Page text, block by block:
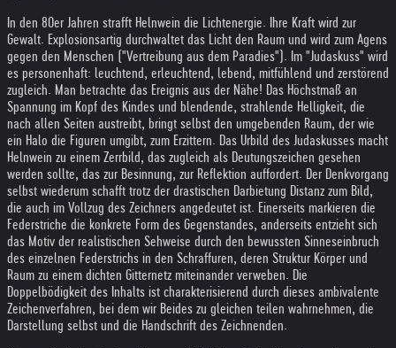
In den 80er Jahren strafft Helnwein die Lichtenergie. Ihre Kraft wird zur
Gewalt. Explosionsartig durchwaltet das Licht den Raum und wird zum Agens
gegen den Menschen ("Vertreibung aus dem Paradies"). Im "Judaskuss" wird
es personenhaft: leuchtend, erleuchtend, lebend, mitfühlend und zerstörend
zugleich. Man betrachte das Ereignis aus der Nähe! Das Höchstmaß an
Spannung im Kopf des Kindes und blendende, strahlende Helligkeit, die
nach allen Seiten austreibt, bringt selbst den umgebenden Raum, der wie
ein Halo die Figuren umgibt, zum Erzittern. Das Urbild des Judaskusses macht
Helnwein zu einem Zerrbild, das zugleich als Deutungszeichen gesehen
werden sollte, das zur Besinnung, zur Reflektion auffordert. Der Denkvorgang
selbst wiederum schafft trotz der drastischen Darbietung Distanz zum Bild,
die auch im Vollzug des Zeichners angedeutet ist. Einerseits markieren die
Federstriche die konkrete Form des Gegenstandes, anderseits entzieht sich
das Motiv der realistischen Sehweise durch den bewussten Sinneseinbruch
des einzelnen Federstrichs in den Schraffuren, deren Struktur Körper und
Raum zu einem dichten Gitternetz miteinander verweben. Die
Doppelbödigkeit des Inhalts ist charakterisierend durch dieses ambivalente
Zeichenverfahren, bei dem wir Beides zu gleichen teilen wahrnehmen, die
Darstellung selbst und die Handschrift des Zeichnenden.